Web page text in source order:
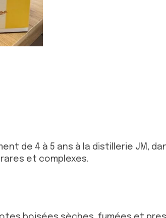
de 4 à 5 ans à la distillerie JM,
et complexes.